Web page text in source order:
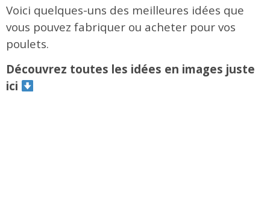
Voici quelques-uns des meilleures idées que
vous pouvez fabriquer ou acheter pour vos
poulets.
Découvrez toutes les idées en images juste
ici